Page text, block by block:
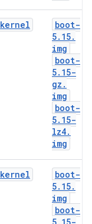
kernel
boot-
5. 15.
img
boot-
5. 15-
gz .
img
boot-
5. 15-
lz4.
img
kernel
boot-
5. 15.
img
boot-